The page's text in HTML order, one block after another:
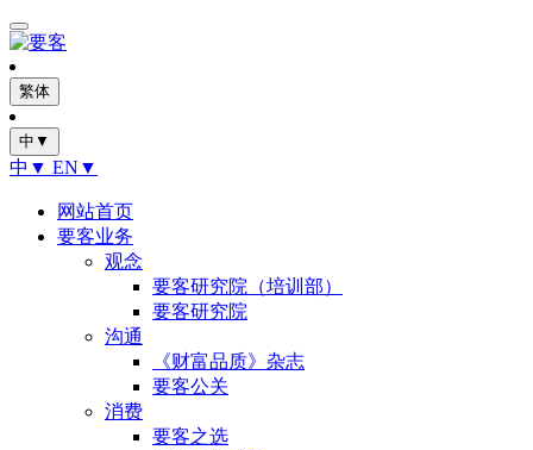
繁体
中▼
中▼ EN▼
网站首页
要客业务
观念
要客研究院（培训部）
要客研究院
沟通
《财富品质》杂志
要客公关
消费
要客之选